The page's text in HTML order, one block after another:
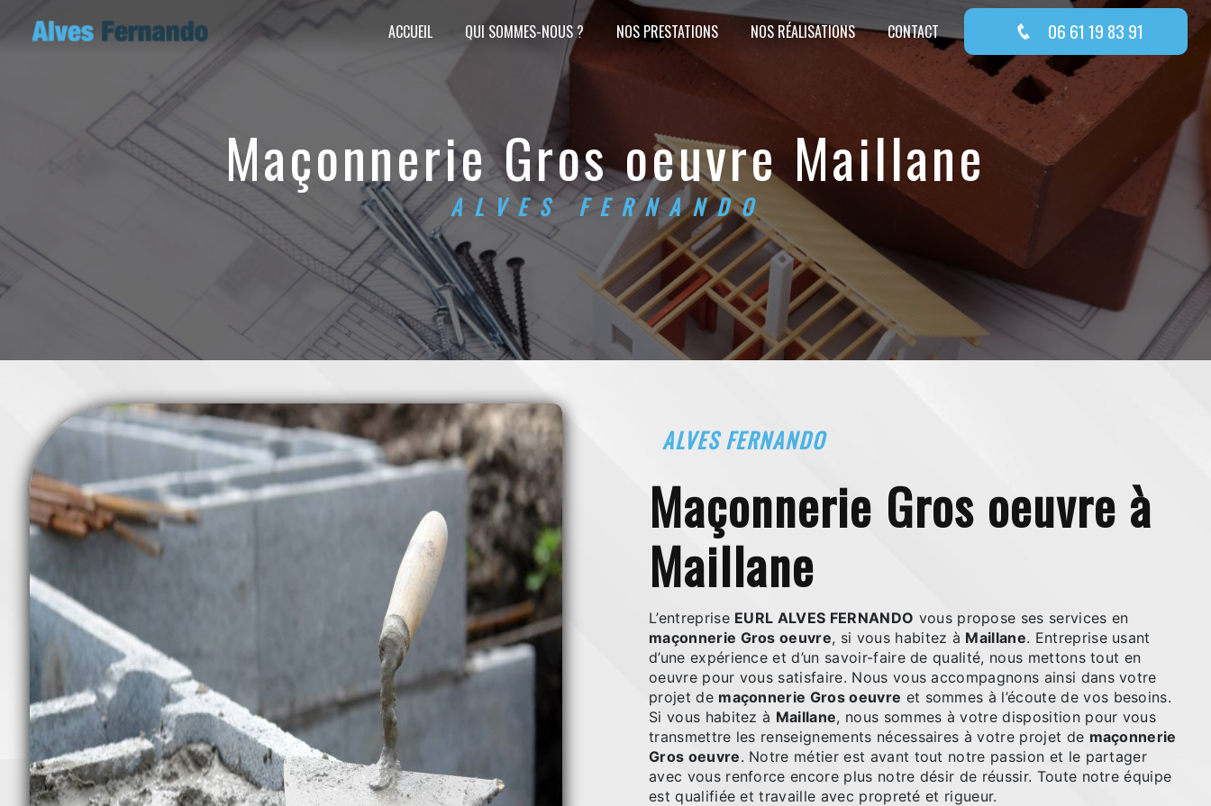
ACCUEIL QUI SOMMES-NOUS ? NOS PRESTATIONS NOS RÉALISATIONS CONTACT 06 61 19 83 91
maçonnerie Gros oeuvre Maillane
ALVES FERNANDO
ALVES FERNANDO
maçonnerie Gros oeuvre à
Maillane
L’entreprise EURL ALVES FERNANDO vous propose ses services en
maçonnerie Gros oeuvre, si vous habitez à Maillane. Entreprise usant
d’une expérience et d’un savoir-faire de qualité, nous mettons tout en
oeuvre pour vous satisfaire. Nous vous accompagnons ainsi dans votre
projet de maçonnerie Gros oeuvre et sommes à l’écoute de vos besoins.
Si vous habitez à Maillane, nous sommes à votre disposition pour vous
transmettre les renseignements nécessaires à votre projet de maçonnerie
Gros oeuvre. Notre métier est avant tout notre passion et le partager
avec vous renforce encore plus notre désir de réussir. Toute notre équipe
est qualifiée et travaille avec propreté et rigueur.